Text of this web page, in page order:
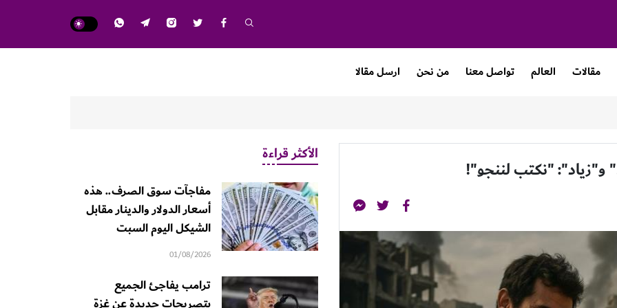
مقالات العالم تواصل معنا من نحن ارسل مقالا
و"زياد": "نكتب لننجو"!
الأكثر قراءة
مفاجآت سوق الصرف.. هذه
أسعار الدولار والدينار مقابل
الشيكل اليوم السبت
01/08/2026
ترامب يفاجئ الجميع
بتصريحات جديدة عن غزة